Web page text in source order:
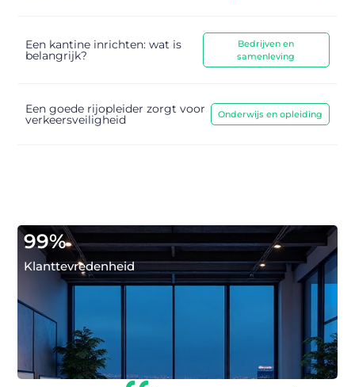
Een kantine inrichten: wat is
belangrijk?
Bedrijven en
samenleving
Een goede rijopleider zorgt voor
verkeersveiligheid Onderwijs en opleiding
Klanttevredenheid
99%